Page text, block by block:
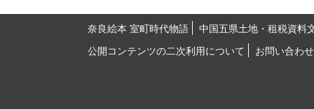
奈良絵本 室町時代物語
中国五県土地・租税資料
公開コンテンツの二次利用について
お問い合わせ